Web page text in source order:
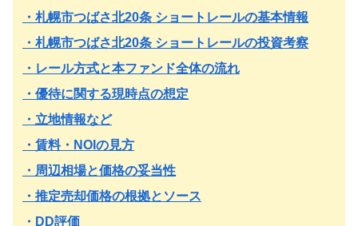
・札幌市つばさ北20条 ショートレールの基本情報
・札幌市つばさ北20条 ショートレールの投資考察
・レール方式と本ファンド全体の流れ
・優待に関する現時点の想定
・立地情報など
・賃料・NOIの見方
・周辺相場と価格の妥当性
・推定売却価格の根拠とソース
・DD評価